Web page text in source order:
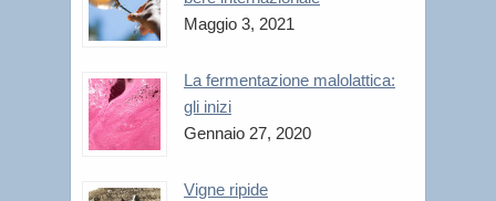
Maggio 3, 2021
La fermentazione malolattica:
gli inizi
Gennaio 27, 2020
Vigne ripide